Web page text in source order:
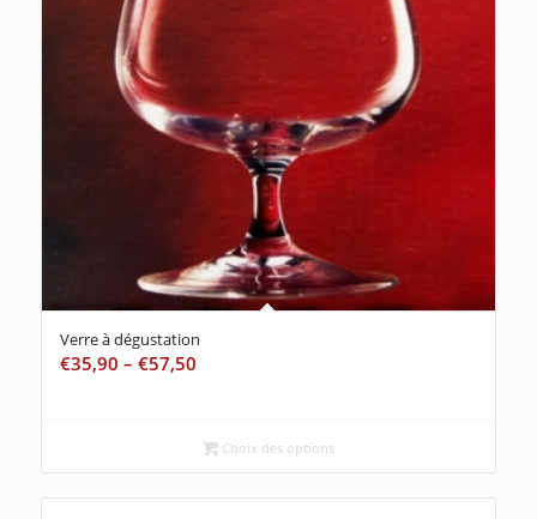
Verre à dégustation
€35,90 – €57,50
Choix des options